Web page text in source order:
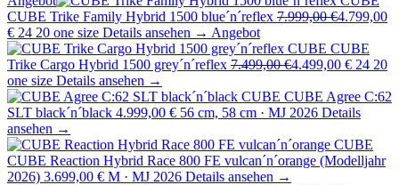
CUBE Trike Family Hybrid 1500 blue´n´reflex 7.999,00 €4.799,00
€ 24 20 one size Details ansehen → Angebot
CUBE CUBE
Trike Cargo Hybrid 1500 grey´n´reflex 7.499,00 €4.499,00 € 24 20
one size Details ansehen →
CUBE CUBE Agree C:62
SLT black´n´black 4.999,00 € 56 cm, 58 cm · MJ 2026 Details
ansehen →
CUBE
CUBE Reaction Hybrid Race 800 FE vulcan´n´orange (Modelljahr
2026) 3.699,00 € M · MJ 2026 Details ansehen →